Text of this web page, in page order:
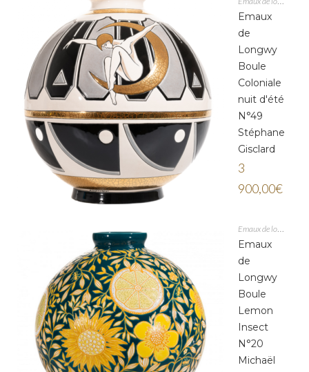
Emaux
de
Longwy
Boule
Coloniale
nuit d'été
N°49
Stéphane
Gisclard
3
900,00€
Emaux
de
Longwy
Boule
Lemon
Insect
N°20
Michaël